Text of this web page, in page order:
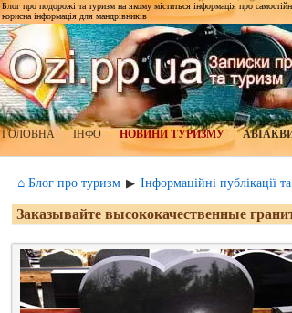
Блог про подорожі та туризм на якому міститься інформація про
корисна інформація для мандрівників
ГОЛОВНА ІНФО НОВИНИ ТУРИЗМУ
⌂ Блог про туризм ▶ Інформаційні публікації
Заказывайте высококачественные